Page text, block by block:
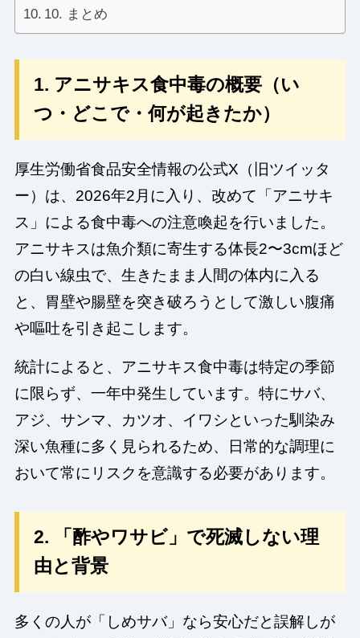
10. まとめ
1. アニサキス食中毒の概要（い
つ・どこで・何が起きたか）
厚生労働省食品安全情報の公式X（旧ツイッタ
ー）は、2026年2月に入り、改めて「アニサキ
ス」による食中毒への注意喚起を行いました。
アニサキスは魚介類に寄生する体長2〜3cmほど
の白い線虫で、生きたまま人間の体内に入る
と、胃壁や腸壁を突き破ろうとして激しい腹痛
や嘔吐を引き起こします。
統計によると、アニサキス食中毒は特定の季節
に限らず、一年中発生しています。特にサバ、
アジ、サンマ、カツオ、イワシといった馴染み
深い魚種に多く見られるため、日常的な調理に
おいて常にリスクを意識する必要があります。
2. 「酢やワサビ」で死滅しない理
由と背景
多くの人が「しめサバ」なら安心だと誤解しが